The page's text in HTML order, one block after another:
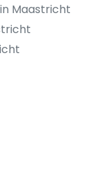
Maastricht